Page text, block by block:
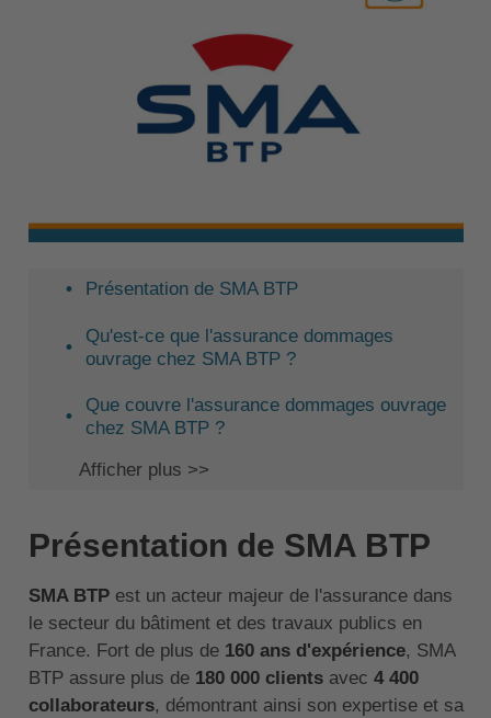
Présentation de SMA BTP
Qu'est-ce que l'assurance dommages
ouvrage chez SMA BTP ?
Que couvre l'assurance dommages ouvrage
chez SMA BTP ?
Afficher plus >>
Présentation de SMA BTP
SMA BTPest un acteur majeur de l'assurance dans
le secteur du bâtiment et des travaux publics en
France. Fort de plus de 160 ans d'expérience, SMA
BTP assure plus de 180 000 clientsavec 4 400
collaborateurs, démontrant ainsi son expertise et sa